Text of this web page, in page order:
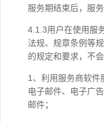
服务期结束后，服
4.1.3用户在使用服
法规、规章条例等
的规定和要求，不
1、利用服务商软件
电子邮件、电子广
邮件；